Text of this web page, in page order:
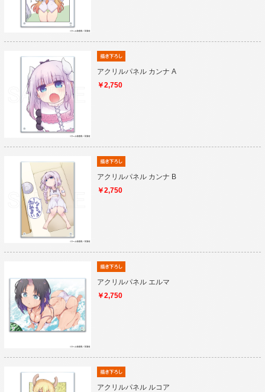
アクリルパネル カンナ A
￥2,750
アクリルパネル カンナ B
￥2,750
アクリルパネル エルマ
￥2,750
アクリルパネル ルコア